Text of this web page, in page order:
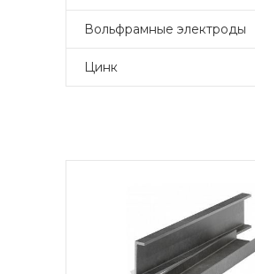
Вольфрамные электроды
Цинк